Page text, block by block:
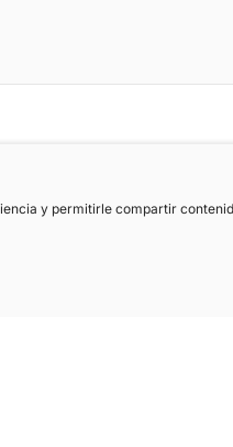
y permitirle compartir